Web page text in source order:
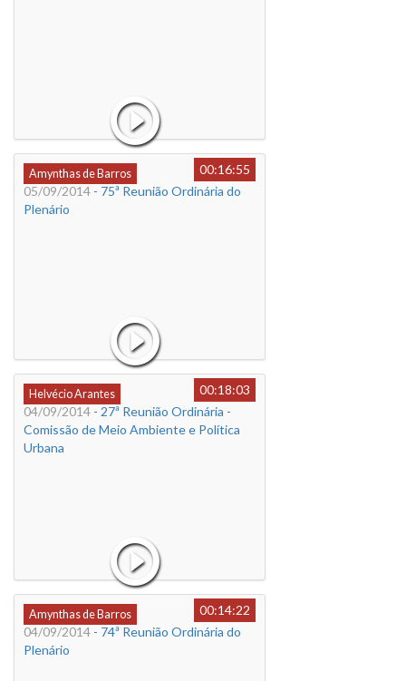
Amynthas de Barros
00:16:55
05/09/2014 - 75ª Reunião Ordinária do
Plenário
Helvécio Arantes
00:18:03
04/09/2014 - 27ª Reunião Ordinária -
Comissão de Meio Ambiente e Política
Urbana
Amynthas de Barros
00:14:22
04/09/2014 - 74ª Reunião Ordinária do
Plenário